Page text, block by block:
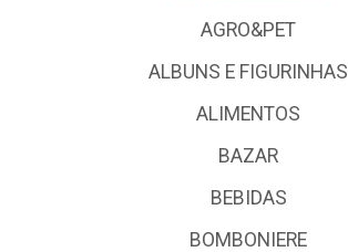
AGRO&PET
ALBUNS E FIGURINHAS
ALIMENTOS
BAZAR
BEBIDAS
BOMBONIERE